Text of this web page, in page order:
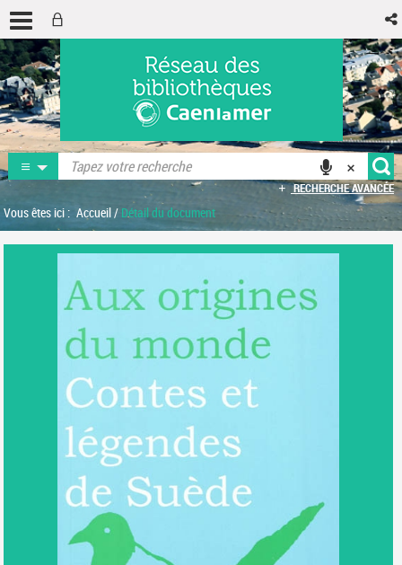
RECHERCHE AVANCÉE
Vous êtes ici : Accueil/ Détail du document